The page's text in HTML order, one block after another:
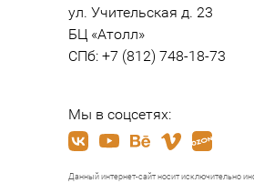
ул. Учительская д. 23
БЦ «Атолл»
СПб: +7 (812) 748-18-73
Мы в соцсетях:
Данный интернет-сайт носит исключительно